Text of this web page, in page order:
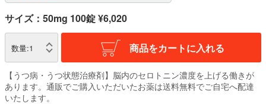
サイズ：50mg 100錠 ¥6,020
数量:1 商品をカートに入れる
【うつ病・うつ状態治療剤】脳内のセロトニン濃度を上げる働きが
あります。通販でご購入いただいたお薬は送料無料でご自宅へ配達
いたします。